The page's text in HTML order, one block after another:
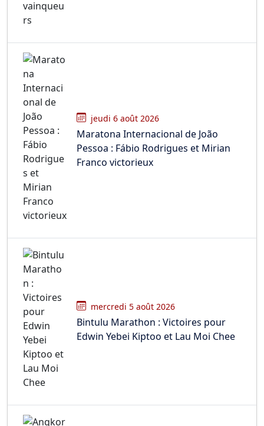
jeudi 6 août 2026
Maratona Internacional de João
Pessoa : Fábio Rodrigues et Mirian
Franco victorieux
mercredi 5 août 2026
Bintulu Marathon : Victoires pour
Edwin Yebei Kiptoo et Lau Moi Chee